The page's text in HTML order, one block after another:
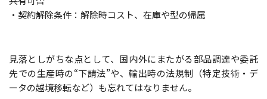
・契約解除条件：解除時コスト、在庫や型の帰属
見落としがちな点として、国内外にまたがる部品調達や委託
先での生産時の“下請法”や、輸出時の法規制（特定技術・デ
ータの越境移転など）も忘れてはなりません。